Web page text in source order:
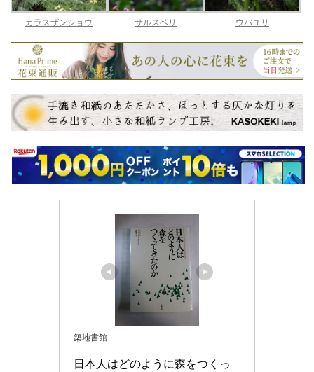
カラスザンショウ サルスベリ ウバユリ
築地書館
日本人はどのように森をつくっ